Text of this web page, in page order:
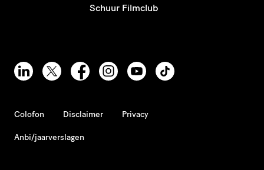
Schuur Filmclub
Colofon Disclaimer Privacy
Anbi/jaarverslagen